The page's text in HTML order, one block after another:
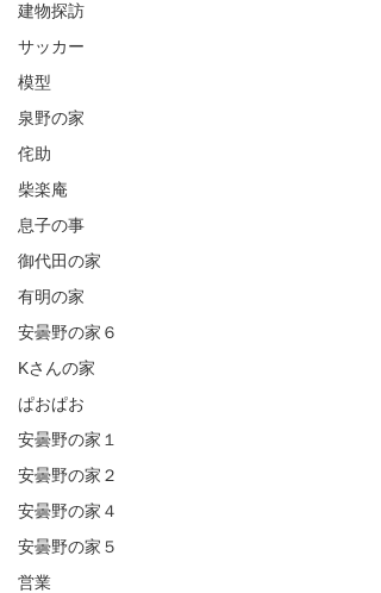
建物探訪
サッカー
模型
泉野の家
侘助
柴楽庵
息子の事
御代田の家
有明の家
安曇野の家６
Kさんの家
ぱおぱお
安曇野の家１
安曇野の家２
安曇野の家４
安曇野の家５
営業